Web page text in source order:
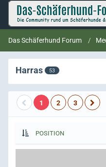
Das Schäferhund Forum
Harras 53
1 2 3
POSITION